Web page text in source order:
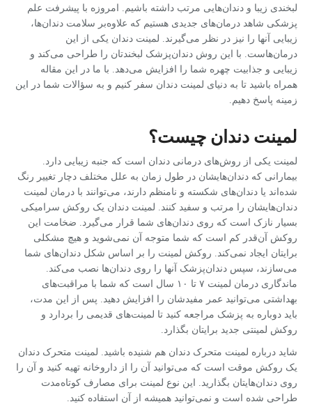
لبخندی زیبا و دندان‌هایی مرتب داشته باشیم. امروزه با پیشرفت علم
پزشکی شاهد درمان‌های جدیدی هستیم که علاوه‌بر سلامت دندان‌ها،
زیبایی آنها را نیز در نظر می‌گیرند. لمینت دندان یکی از این
درمان‌هاست. با این روش دندان‌پزشک لبخندتان را طراحی می‌کند و
زیبایی و جذابیت چهره شما را افزایش می‌دهد. با ما در این مقاله
همراه باشید تا به دنیای لمینت دندان سفر کنیم و به سؤالات شما در این
زمینه پاسخ دهیم.
لمینت دندان چیست؟
لمینت یکی از روش‌های درمانی دندان است که جنبه زیبایی دارد.
بیمارانی که دندان‌هایشان در طول زمان به علل مختلف دچار تغییر رنگ
شده‌اند یا دندان‌های شکسته و نامنظم دارند، می‌توانند با درمان لمینت
دندان‌هایشان را مرتب و سفید کنند. لمینت دندان یک روکش سرامیکی
بسیار نازک است که روی دندان‌های شما قرار می‌گیرد. ضخامت این
روکش آن‌قدر کم است که شما متوجه آن نمی‌شوید و هیچ مشکلی
برایتان ایجاد نمی‌کند. روکش لمینت را بر اساس شکل دندان‌های شما
می‌سازند، سپس دندان‌پزشک آنها را روی دندان‌ها نصب می‌کند.
ماندگاری درمان لمینت ۷ تا ۱۰ سال است که شما با مراقبت‌های
بهداشتی می‌توانید عمر مفیدشان را افزایش دهید. پس از این مدت،
باید دوباره به پزشک مراجعه کنید تا لمینت‌های قدیمی را بردارد و
روکش لمینتی جدید برایتان بگذارد.
شاید درباره لمینت متحرک دندان هم شنیده باشید. لمینت متحرک دندان
یک روکش موقت است که می‌توانید آن را از داروخانه تهیه کنید و آن را
روی دندان‌هایتان بگذارید. این نوع لمینت برای مصارف کوتاه‌مدت
طراحی شده است و نمی‌توانید همیشه از آن استفاده کنید.